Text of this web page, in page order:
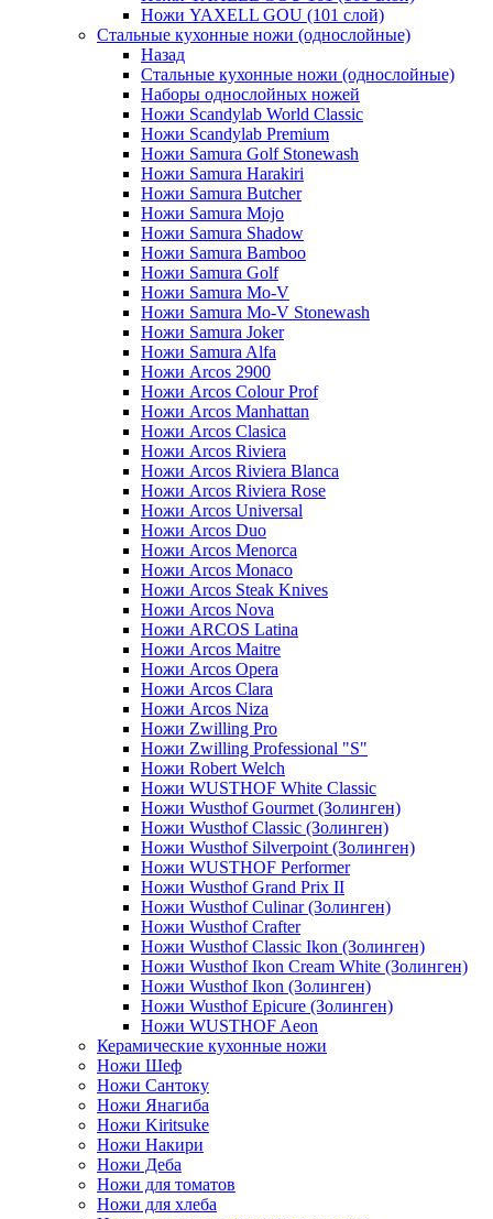
Ножи YAXELL GOU (101 слой)
Стальные кухонные ножи (однослойные)
Назад
Стальные кухонные ножи (однослойные)
Наборы однослойных ножей
Ножи Scandylab World Classic
Ножи Scandylab Premium
Ножи Samura Golf Stonewash
Ножи Samura Harakiri
Ножи Samura Butcher
Ножи Samura Mojo
Ножи Samura Shadow
Ножи Samura Bamboo
Ножи Samura Golf
Ножи Samura Mo-V
Ножи Samura Mo-V Stonewash
Ножи Samura Joker
Ножи Samura Alfa
Ножи Arcos 2900
Ножи Arcos Colour Prof
Ножи Arcos Manhattan
Ножи Arcos Clasica
Ножи Arcos Riviera
Ножи Arcos Riviera Blanca
Ножи Arcos Riviera Rose
Ножи Arcos Universal
Ножи Arcos Duo
Ножи Arcos Menorca
Ножи Arcos Monaco
Ножи Arcos Steak Knives
Ножи Arcos Nova
Ножи ARCOS Latina
Ножи Arcos Maitre
Ножи Arcos Opera
Ножи Arcos Clara
Ножи Arcos Niza
Ножи Zwilling Pro
Ножи Zwilling Professional "S"
Ножи Robert Welch
Ножи WUSTHOF White Classic
Ножи Wusthof Gourmet (Золинген)
Ножи Wusthof Classic (Золинген)
Ножи Wusthof Silverpoint (Золинген)
Ножи WUSTHOF Performer
Ножи Wusthof Grand Prix II
Ножи Wusthof Culinar (Золинген)
Ножи Wusthof Crafter
Ножи Wusthof Classic Ikon (Золинген)
Ножи Wusthof Ikon Cream White (Золинген)
Ножи Wusthof Ikon (Золинген)
Ножи Wusthof Epicure (Золинген)
Ножи WUSTHOF Aeon
Керамические кухонные ножи
Ножи Шеф
Ножи Сантоку
Ножи Янагиба
Ножи Kiritsuke
Ножи Накири
Ножи Деба
Ножи для томатов
Ножи для хлеба